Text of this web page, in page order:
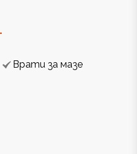
Врати за мазе